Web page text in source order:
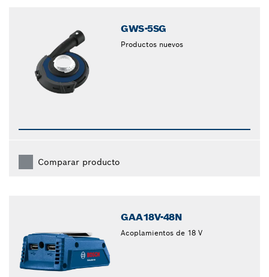
GWS-5SG
Productos nuevos
Comparar producto
GAA18V-48N
Acoplamientos de 18 V